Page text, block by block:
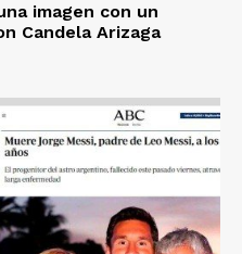
imagen con un
Candela Arizaga